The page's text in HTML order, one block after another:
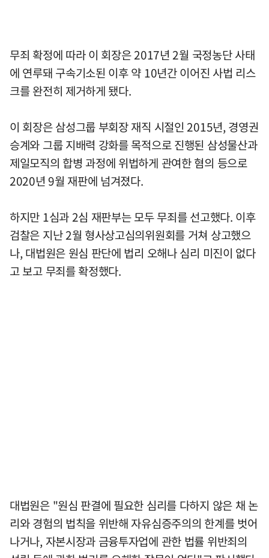
무죄 확정에 따라 이 회장은 2017년 2월 국정농단 사태
에 연루돼 구속기소된 이후 약 10년간 이어진 사법 리스
크를 완전히 제거하게 됐다.
이 회장은 삼성그룹 부회장 재직 시절인 2015년, 경영권
승계와 그룹 지배력 강화를 목적으로 진행된 삼성물산과
제일모직의 합병 과정에 위법하게 관여한 혐의 등으로
2020년 9월 재판에 넘겨졌다.
하지만 1심과 2심 재판부는 모두 무죄를 선고했다. 이후
검찰은 지난 2월 형사상고심의위원회를 거쳐 상고했으
나, 대법원은 원심 판단에 법리 오해나 심리 미진이 없다
고 보고 무죄를 확정했다.
대법원은 "원심 판결에 필요한 심리를 다하지 않은 채 논
리와 경험의 법칙을 위반해 자유심증주의의 한계를 벗어
나거나, 자본시장과 금융투자업에 관한 법률 위반죄의